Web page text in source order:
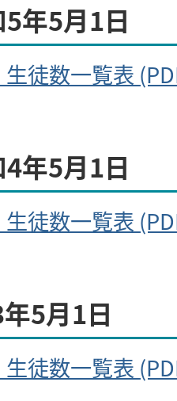
年5月1日
徒数一覧表
年5月1日
徒数一覧表
5月1日
徒数一覧表